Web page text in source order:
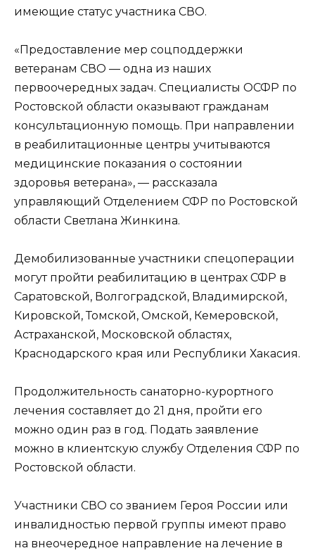
имеющие статус участника СВО.
«Предоставление мер соцподдержки
ветеранам СВО — одна из наших
первоочередных задач. Специалисты ОСФР по
Ростовской области оказывают гражданам
консультационную помощь. При направлении
в реабилитационные центры учитываются
медицинские показания о состоянии
здоровья ветерана», — рассказала
управляющий Отделением СФР по Ростовской
области Светлана Жинкина.
Демобилизованные участники спецоперации
могут пройти реабилитацию в центрах СФР в
Саратовской, Волгоградской, Владимирской,
Кировской, Томской, Омской, Кемеровской,
Астраханской, Московской областях,
Краснодарского края или Республики Хакасия.
Продолжительность санаторно-курортного
лечения составляет до 21 дня, пройти его
можно один раз в год. Подать заявление
можно в клиентскую службу Отделения СФР по
Ростовской области.
Участники СВО со званием Героя России или
инвалидностью первой группы имеют право
на внеочередное направление на лечение в